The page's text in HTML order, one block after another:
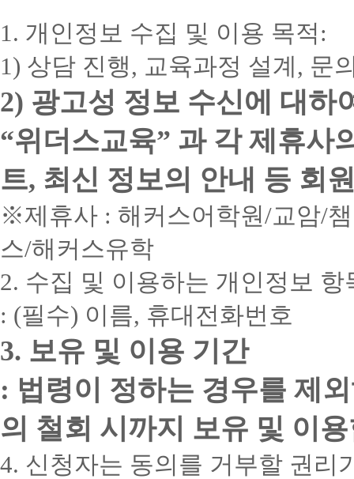
1. 개인정보 수집 및 이용 목적:
1) 상담 진행, 교육과정 설계, 문
2) 광고성 정보 수신에 대하
“위더스교육” 과 각 제휴사
트, 최신 정보의 안내 등 회
※제휴사 : 해커스어학원/교암/
스/해커스유학
2. 수집 및 이용하는 개인정보 항
: (필수) 이름, 휴대전화번호
3. 보유 및 이용 기간
: 법령이 정하는 경우를 제
의 철회 시까지 보유 및 이
4. 신청자는 동의를 거부할 권리